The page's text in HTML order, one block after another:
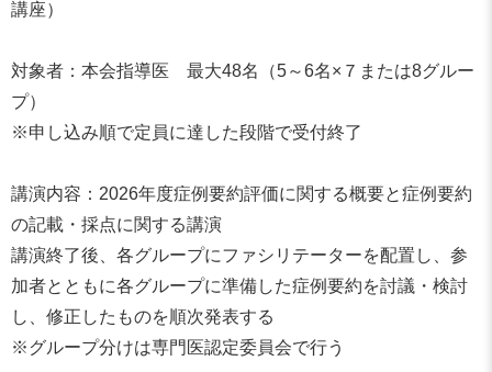
講座）
対象者：本会指導医 最大48名（5～6名×７または8グルー
プ）
※申し込み順で定員に達した段階で受付終了
講演内容：2026年度症例要約評価に関する概要と症例要約
の記載・採点に関する講演
講演終了後、各グループにファシリテーターを配置し、参
加者とともに各グループに準備した症例要約を討議・検討
し、修正したものを順次発表する
※グループ分けは専門医認定委員会で行う